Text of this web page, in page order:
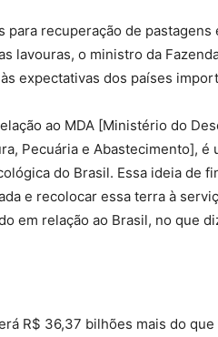
para recuperação de
lavouras, o ministro da
expectativas dos países
ao MDA [Ministério do
Pecuária e Abastecimento],
do Brasil. Essa ideia de
e recolocar essa terra à
em relação ao Brasil, no que
R$ 36,37 bilhões mais do